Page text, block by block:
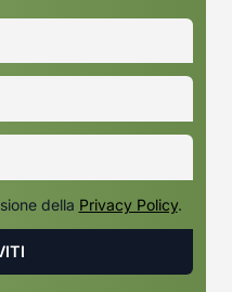
della Privacy Policy.